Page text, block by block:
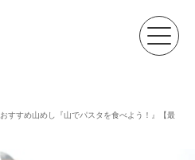
おすすめ山めし『山でパスタを食べよう！』【最